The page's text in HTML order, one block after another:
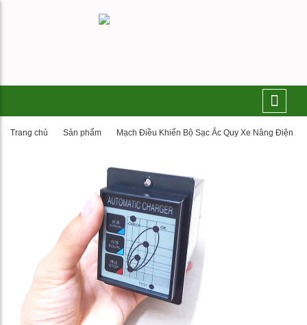
Trang chủ Sản phẩm Mạch Điều Khiển Bộ Sạc Ắc Quy Xe Nâng Điện